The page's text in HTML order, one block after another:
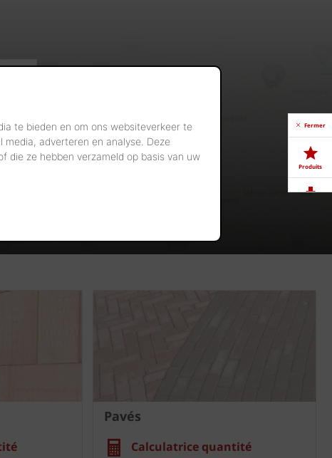
te bieden en om ons websiteverkeer te
adverteren en analyse. Deze
die ze hebben verzameld op basis van uw
Pavés
Calculatrice quantité
Fermer
Produits
Showrooms